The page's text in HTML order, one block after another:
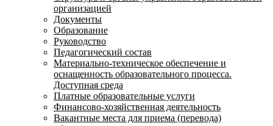
организацией
Документы
Образование
Руководство
Педагогический состав
Материально-техническое обеспечение и
оснащенность образовательного процесса.
Доступная среда
Платные образовательные услуги
Финансово-хозяйственная деятельность
Вакантные места для приема (перевода)